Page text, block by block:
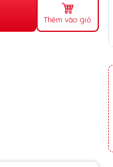
Thêm vào giỏ